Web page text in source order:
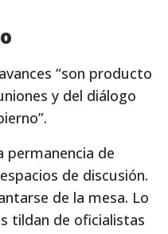
“son producto
y del diálogo
permanencia de
de discusión.
de la mesa. Lo
tildan de oficialistas